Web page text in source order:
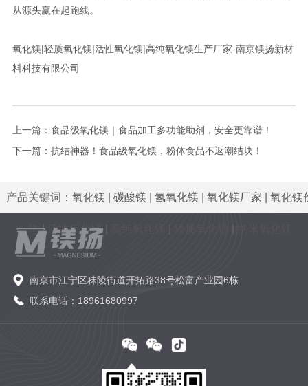
从源头赢在起跑线。
氧化镁|轻质氧化镁|活性氧化镁|高纯氧化镁生产厂家-南京镁扬新材
料科技有限公司
上一篇： 食品级氧化镁｜食品加工多功能助剂，安全更靠谱！
下一篇： 抗结神器！食品级氧化镁，粉体食品不返潮结块！
产品关键词： 氧化镁 碳酸镁 氢氧化镁 氧化镁厂家 氧化镁
格| 活性氧化镁|
南京市江宁区秣陵街道开拓路38号松富产业园6栋
联系电话：18961680997